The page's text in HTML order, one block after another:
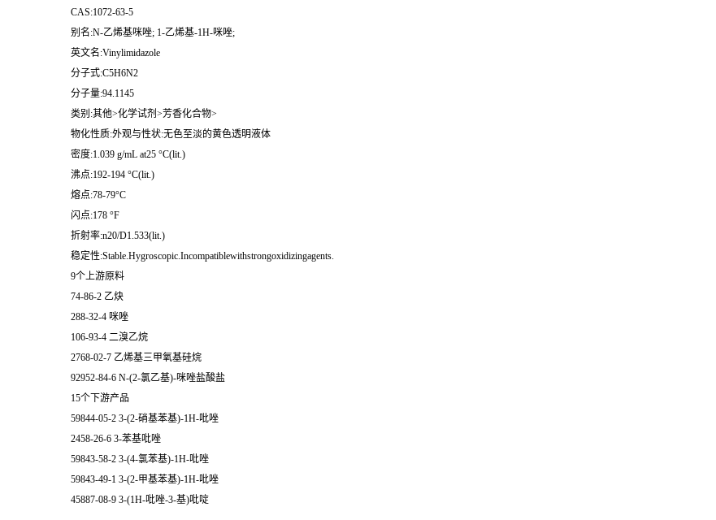
CAS:1072-63-5
别名:N-乙烯基咪唑; 1-乙烯基-1H-咪唑;
英文名:Vinylimidazole
分子式:C5H6N2
分子量:94.1145
类别:其他>化学试剂>芳香化合物>
物化性质:外观与性状:无色至淡的黄色透明液体
密度:1.039 g/mL at25 °C(lit.)
沸点:192-194 °C(lit.)
熔点:78-79°C
闪点:178 °F
折射率:n20/D1.533(lit.)
稳定性:Stable.Hygroscopic.Incompatiblewithstrongoxidizingagents.
9个上游原料
74-86-2 乙炔
288-32-4 咪唑
106-93-4 二溴乙烷
2768-02-7 乙烯基三甲氧基硅烷
92952-84-6 N-(2-氯乙基)-咪唑盐酸盐
15个下游产品
59844-05-2 3-(2-硝基苯基)-1H-吡唑
2458-26-6 3-苯基吡唑
59843-58-2 3-(4-氯苯基)-1H-吡唑
59843-49-1 3-(2-甲基苯基)-1H-吡唑
45887-08-9 3-(1H-吡唑-3-基)吡啶